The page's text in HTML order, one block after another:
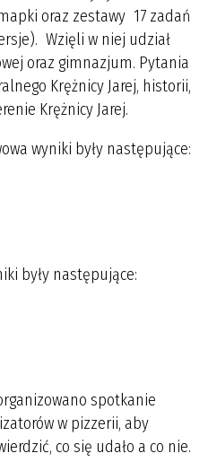
oraz zestawy 17 zadań
Wzięli w niej udział
oraz gimnazjum. Pytania
Krężnicy Jarej, historii,
Krężnicy Jarej.
wyniki były następujące:
były następujące:
spotkanie
w pizzerii, aby
co się udało a co nie.